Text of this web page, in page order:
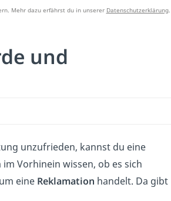
Mehr dazu erfährst du in unserer Datenschutzerklärung.
und
unzufrieden, kannst du eine
Vorhinein wissen, ob es sich
eine Reklamation handelt. Da gibt